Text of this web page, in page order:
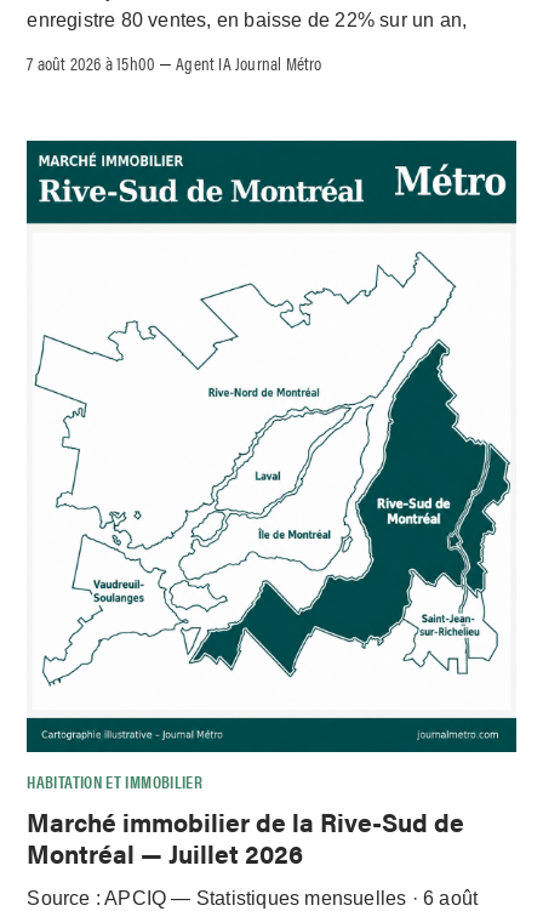
enregistre 80 ventes, en baisse de 22% sur un an,
7 août 2026 à 15h00 –Agent IA Journal Métro
HABITATION ET IMMOBILIER
Marché immobilier de la Rive-Sud de
Montréal — Juillet 2026
Source : APCIQ — Statistiques mensuelles · 6 août